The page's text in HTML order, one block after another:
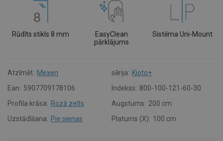
Rūdīts stikls 8 mm
EasyClean
pārklājums
Sistēma Uni-Mount
Atzīmēt: Mexen sērija: Kioto+
Ean: 5907709178106 Indekss: 800-100-121-60-30
Profila krāsa: Rozā zelts Augstums: 200 cm
Uzstādīšana: Pie sienas Platums (X): 100 cm